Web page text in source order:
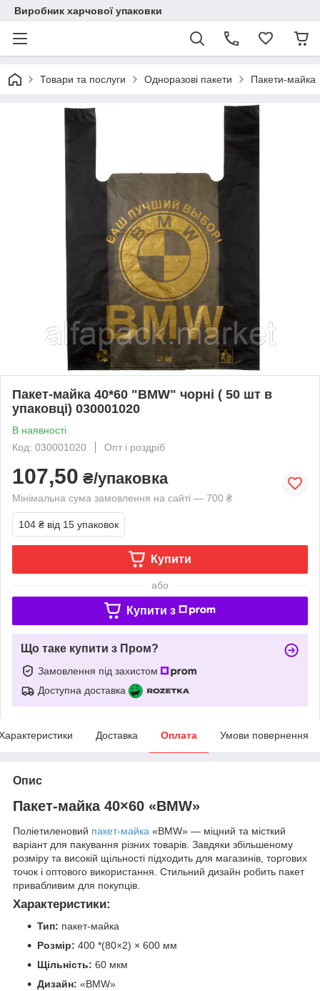
Виробник харчової упаковки
Товари та послуги Одноразові пакети Пакети-майка
Пакет-майка 40*60 "BMW" чорні ( 50 шт в
упаковці) 030001020
В наявності
Код: 030001020
Опт і роздріб
107,50 ₴/упаковка
Мінімальна сума замовлення на сайті — 700 ₴
104 ₴ від 15 упаковок
Купити
або
Купити з
Що таке купити з Пром?
Замовлення під захистом
Доступна доставка
Доставка Оплата Умови повернення
Опис
Пакет-майка 40×60 «BMW»
Поліетиленовий пакет-майка «BMW» — міцний та місткий
варіант для пакування різних товарів. Завдяки збільшеному
розміру та високій щільності підходить для магазинів, торгових
точок і оптового використання. Стильний дизайн робить пакет
привабливим для покупців.
Характеристики:
Тип: пакет-майка
Розмір: 400 *(80×2) × 600 мм
Щільність: 60 мкм
Дизайн: «BMW»